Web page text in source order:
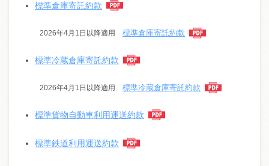
標準倉庫寄託約款
2026年4月1日以降適用 標準倉庫寄託約款
標準冷蔵倉庫寄託約款
2026年4月1日以降適用 標準冷蔵倉庫寄託約款
標準貨物自動車利用運送約款
標準鉄道利用運送約款